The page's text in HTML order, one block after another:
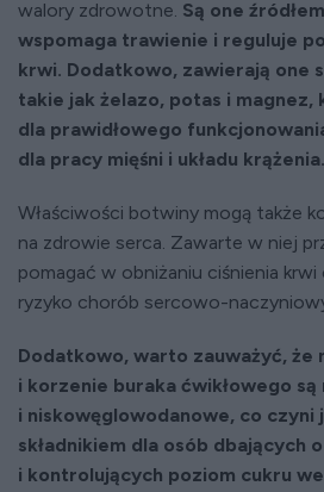
walory zdrowotne. Są one
wspomaga trawienie i reguluje
krwi. Dodatkowo, zawierają one
takie jak żelazo, potas i magnez,
dla prawidłowego
dla pracy mięśni i układu krążenia.
Właściwości botwiny mogą także
na zdrowie serca. Zawarte w niej
pomagać w obniżaniu ciśnienia
ryzyko chorób sercowo-
Dodatkowo, warto zauważyć, że
i korzenie buraka ćwikłowego
i niskowęglowodanowe, co czyni
składnikiem dla osób dbających
i kontrolujących poziom cukru